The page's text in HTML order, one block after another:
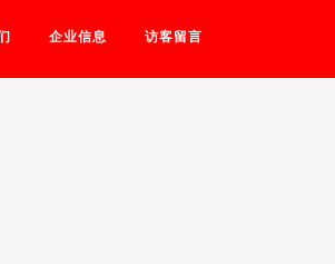
企业信息 访客留言